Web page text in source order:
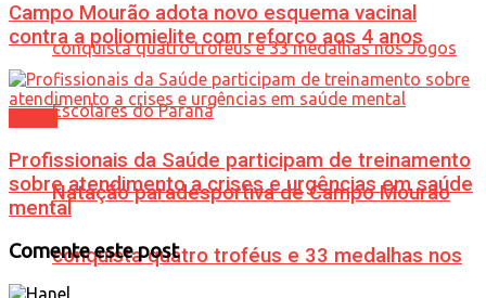
Natação paradesportiva de Campo Mourão
conquista quatro troféus e 33 medalhas nos
Campo Mourão adota novo esquema vacinal
contra a poliomielite com reforço aos 4 anos
Profissionais da Saúde participam de treinamento
sobre atendimento a crises e urgências em saúde
mental
Comente este post